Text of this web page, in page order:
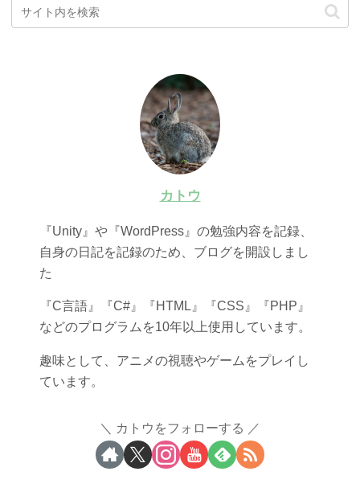
カトウ
『Unity』や『WordPress』の勉強内容を記録、
自身の日記を記録のため、ブログを開設しまし
た
『C言語』『C#』『HTML』『CSS』『PHP』
などのプログラムを10年以上使用しています。
趣味として、アニメの視聴やゲームをプレイし
ています。
カトウをフォローする